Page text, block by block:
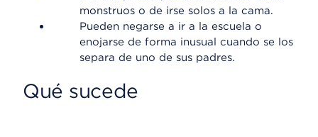
monstruos o de irse solos a la cama.
Pueden negarse a ir a la escuela o
enojarse de forma inusual cuando se los
separa de uno de sus padres.
Qué sucede